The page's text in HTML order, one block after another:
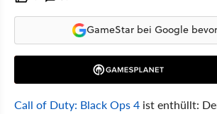
GameStar bei Google
Call of Duty: Black Ops 4 ist enthüllt: